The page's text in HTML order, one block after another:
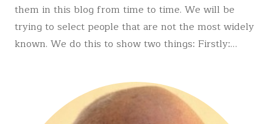
them in this blog from time to time. We will be
trying to select people that are not the most widely
known. We do this to show two things: Firstly:…